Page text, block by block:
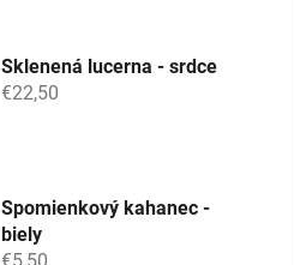
Sklenená lucerna - srdce
€22,50
Spomienkový kahanec -
biely